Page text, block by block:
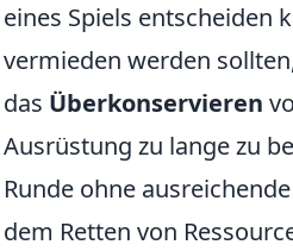
eines Spiels entscheiden
vermieden werden
das Überkonservieren
Ausrüstung zu lange zu
Runde ohne
dem Retten von